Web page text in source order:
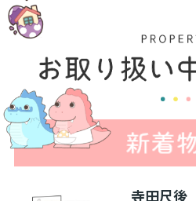
寺田尺後